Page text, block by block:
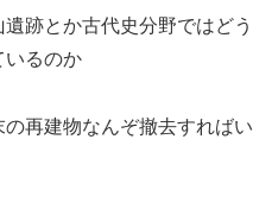
跡とか古代史分野ではどう
いるのか
再建物なんぞ撤去すればい